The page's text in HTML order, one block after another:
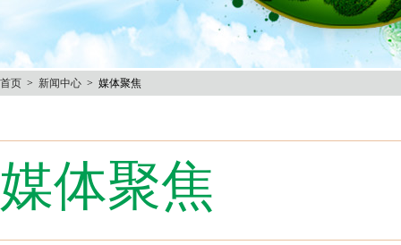
首页 > 新闻中心 > 媒体聚焦
媒体聚焦